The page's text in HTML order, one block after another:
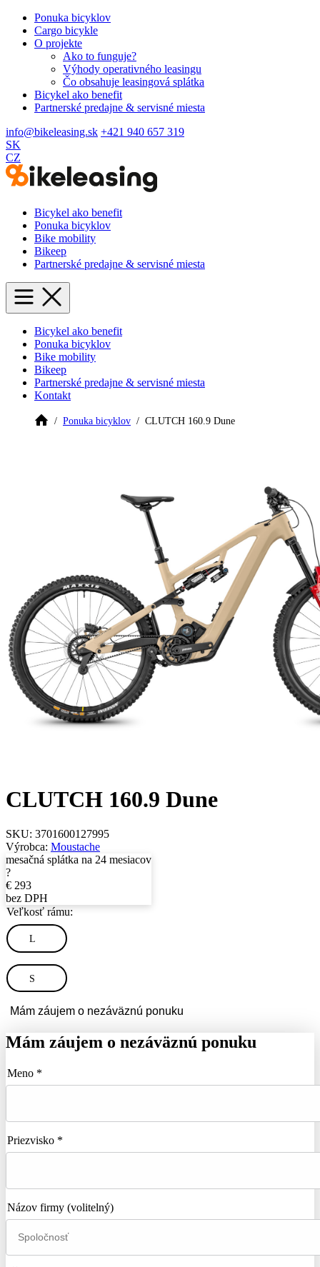
Ponuka bicyklov
Cargo bicykle
O projekte
Ako to funguje?
Výhody operativného leasingu
Čo obsahuje leasingová splátka
Bicykel ako benefit
Partnerské predajne & servisné miesta
info@bikeleasing.sk +421 940 657 319
SK
CZ
Bicykel ako benefit
Ponuka bicyklov
Bike mobility
Bikeep
Partnerské predajne & servisné miesta
Bicykel ako benefit
Ponuka bicyklov
Bike mobility
Bikeep
Partnerské predajne & servisné miesta
Kontakt
Ponuka bicyklov CLUTCH 160.9 Dune
CLUTCH 160.9 Dune
SKU: 3701600127995
Výrobca: Moustache
mesačná splátka na 24 mesiacov
?
€ 293
bez DPH
Veľkosť rámu:
L
S
Mám záujem o nezáväznú ponuku
Mám záujem o nezáväznú ponuku
Meno *
Priezvisko *
Názov firmy (volitelný)